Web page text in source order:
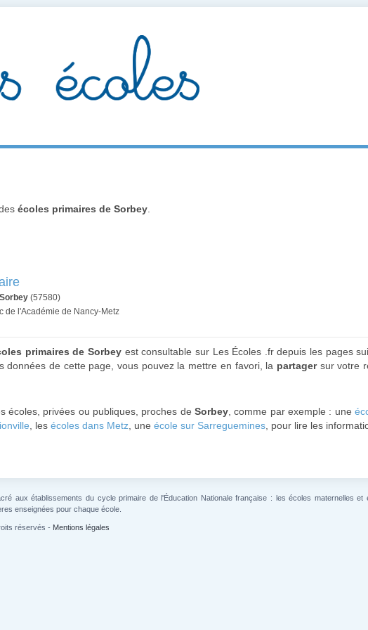
écoles primaires de Sorbey
Sorbey (57580)
de l'Académie de Nancy-Metz
primaires de Sorbey est consultable sur Les Écoles .fr depuis les pages
données de cette page, vous pouvez la mettre en favori, la partagersur votre
écoles, privées ou publiques, proches de Sorbey , comme par exemple : une
, les écoles dans Metz , une école sur Sarreguemines , pour lire les
aux établissements du cycle primaire de l'Éducation Nationale française : les écoles maternelles et
enseignées pour chaque école.
réservés - Mentions légales